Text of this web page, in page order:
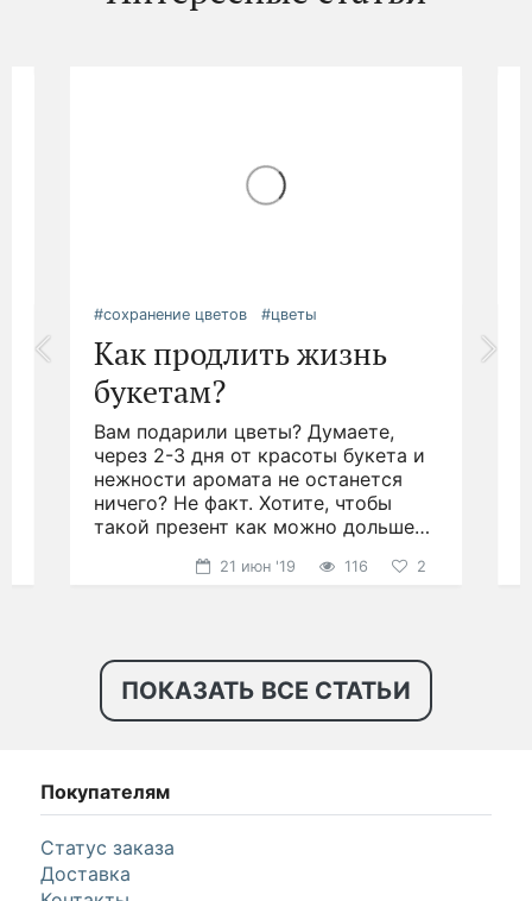
#сохранение цветов #цветы
Как продлить жизнь
букетам?
Вам подарили цветы? Думаете,
через 2-3 дня от красоты букета и
нежности аромата не останется
ничего? Не факт. Хотите, чтобы
такой презент как можно дольше
21 июн '19 116 2
ПОКАЗАТЬ ВСЕ СТАТЬИ
Покупателям
Статус заказа
Доставка